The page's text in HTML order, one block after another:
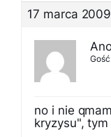
17 marca
Gość
no i nie
kryzysu", tym